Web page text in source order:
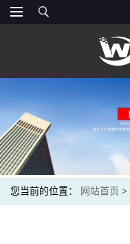
您当前的位置： 网站首页 >